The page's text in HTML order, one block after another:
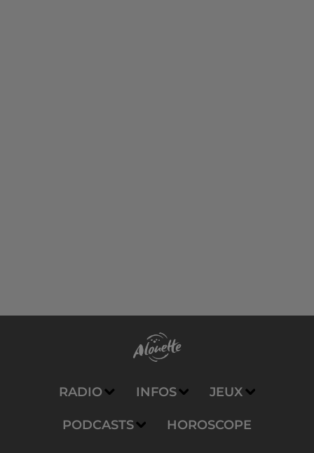
RADIO INFOS JEUX
PODCASTS HOROSCOPE